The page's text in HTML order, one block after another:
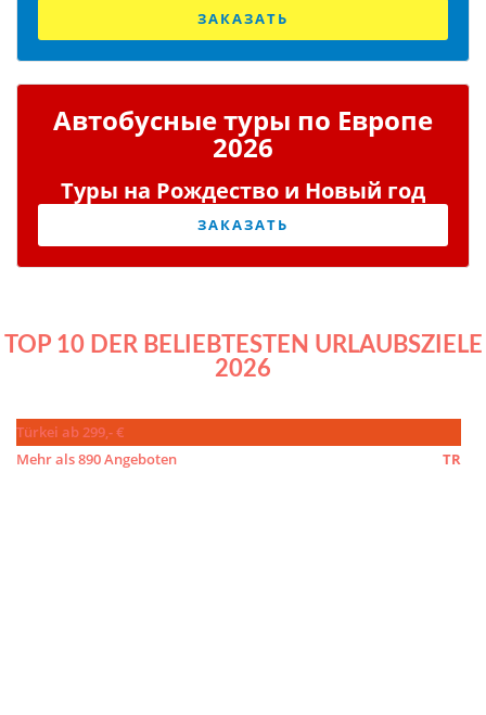
ЗАКАЗАТЬ
Автобусные туры по Европе
2026
Туры на Рождество и Новый год
ЗАКАЗАТЬ
TOP 10 DER BELIEBTESTEN URLAUBSZIELE
2026
Türkei ab 299,- €
TR
Mehr als 890 Angeboten